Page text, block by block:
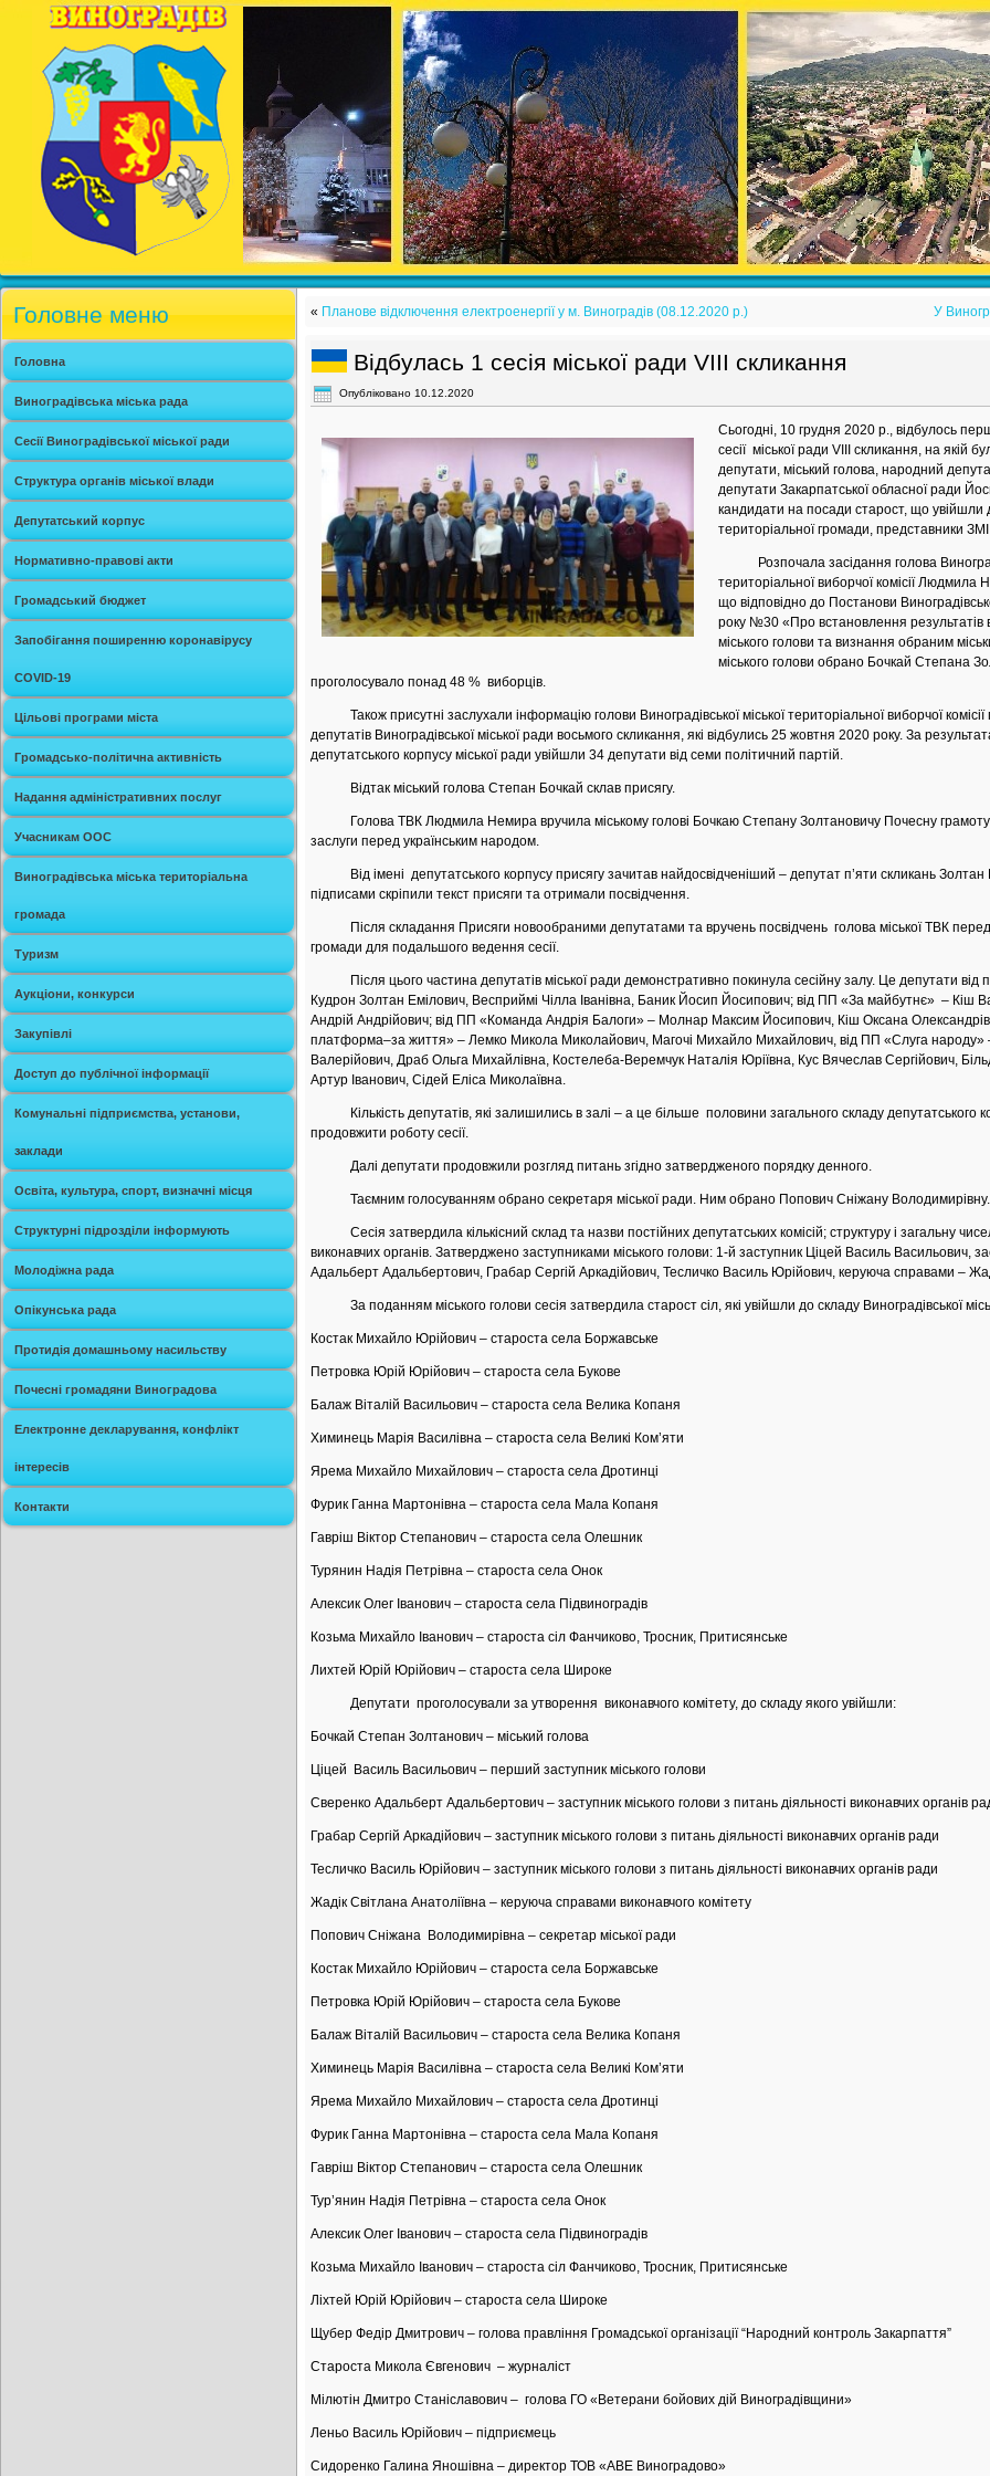
Головне меню
Головна
Виноградівська міська рада
Сесії Виноградівської міської ради
Структура органів міської влади
Депутатський корпус
Нормативно-правові акти
Громадський бюджет
Запобігання поширенню коронавірусу
COVID-19
Цільові програми міста
Громадсько-політична активність
Надання адміністративних послуг
Учасникам ООС
Виноградівська міська територіальна
громада
Туризм
Аукціони, конкурси
Закупівлі
Доступ до публічної інформації
Комунальні підприємства, установи,
заклади
Освіта, культура, спорт, визначні місця
Структурні підрозділи інформують
Молодіжна рада
Опікунська рада
Протидія домашньому насильству
Почесні громадяни Виноградова
Електронне декларування, конфлікт
інтересів
Контакти
« Планове відключення електроенергії у м. Виноградів (08.12.2020 р.) У
Відбулась 1 сесія міської ради VIII скликання
Опубліковано 10.12.2020
Сьогодні, 10 грудня 2020 р., відбулось
сесії міської ради VIII скликання, на якій
депутати, міський голова, народний
депутати Закарпатської обласної ради
кандидати на посади старост, що увійшли
територіальної громади, представники ЗМІ
Розпочала засідання голова
територіальної виборчої комісії
що відповідно до Постанови
року №30 «Про встановлення результатів
міського голови та визнання обраним
міського голови обрано Бочкай Степана
проголосувало понад 48 % виборців.
Також присутні заслухали інформацію голови Виноградівської міської територіальної виборчої комісії
депутатів Виноградівської міської ради восьмого скликання, які відбулись 25 жовтня 2020 року. За
депутатського корпусу міської ради увійшли 34 депутати від семи політичний партій.
Відтак міський голова Степан Бочкай склав присягу.
Голова ТВК Людмила Немира вручила міському голові Бочкаю Степану Золтановичу Почесну грамоту
заслуги перед українським народом.
Від імені депутатського корпусу присягу зачитав найдосвідченіший – депутат п’яти скликань Золтан
підписами скріпили текст присяги та отримали посвідчення.
Після складання Присяги новообраними депутатами та вручень посвідчень голова міської ТВК
громади для подальшого ведення сесії.
Після цього частина депутатів міської ради демонстративно покинула сесійну залу. Це депутати від
Кудрон Золтан Емілович, Весприймі Чілла Іванівна, Баник Йосип Йосипович; від ПП «За майбутнє» – Кіш
Андрій Андрійович; від ПП «Команда Андрія Балоги» – Молнар Максим Йосипович, Кіш Оксана
платформа–за життя» – Лемко Микола Миколайович, Магочі Михайло Михайлович, від ПП «Слуга народу»
Валерійович, Драб Ольга Михайлівна, Костелеба-Веремчук Наталія Юріївна, Кус Вячеслав Сергійович,
Артур Іванович, Сідей Еліса Миколаївна.
Кількість депутатів, які залишились в залі – а це більше половини загального складу депутатського
продовжити роботу сесії.
Далі депутати продовжили розгляд питань згідно затвердженого порядку денного.
Таємним голосуванням обрано секретаря міської ради. Ним обрано Попович Сніжану Володимирівну.
Сесія затвердила кількісний склад та назви постійних депутатських комісій; структуру і загальну
виконавчих органів. Затверджено заступниками міського голови: 1-й заступник Ціцей Василь Васильович,
Адальберт Адальбертович, Грабар Сергій Аркадійович, Тесличко Василь Юрійович, керуюча справами –
За поданням міського голови сесія затвердила старост сіл, які увійшли до складу Виноградівської
Костак Михайло Юрійович – староста села Боржавське
Петровка Юрій Юрійович – староста села Букове
Балаж Віталій Васильович – староста села Велика Копаня
Химинець Марія Василівна – староста села Великі Ком’яти
Ярема Михайло Михайлович – староста села Дротинці
Фурик Ганна Мартонівна – староста села Мала Копаня
Гавріш Віктор Степанович – староста села Олешник
Турянин Надія Петрівна – староста села Онок
Алексик Олег Іванович – староста села Підвиноградів
Козьма Михайло Іванович – староста сіл Фанчиково, Тросник, Притисянське
Лихтей Юрій Юрійович – староста села Широке
Депутати проголосували за утворення виконавчого комітету, до складу якого увійшли:
Бочкай Степан Золтанович – міський голова
Ціцей Василь Васильович – перший заступник міського голови
Сверенко Адальберт Адальбертович – заступник міського голови з питань діяльності виконавчих органів
Грабар Сергій Аркадійович – заступник міського голови з питань діяльності виконавчих органів ради
Тесличко Василь Юрійович – заступник міського голови з питань діяльності виконавчих органів ради
Жадік Світлана Анатоліївна – керуюча справами виконавчого комітету
Попович Сніжана Володимирівна – секретар міської ради
Костак Михайло Юрійович – староста села Боржавське
Петровка Юрій Юрійович – староста села Букове
Балаж Віталій Васильович – староста села Велика Копаня
Химинець Марія Василівна – староста села Великі Ком’яти
Ярема Михайло Михайлович – староста села Дротинці
Фурик Ганна Мартонівна – староста села Мала Копаня
Гавріш Віктор Степанович – староста села Олешник
Тур’янин Надія Петрівна – староста села Онок
Алексик Олег Іванович – староста села Підвиноградів
Козьма Михайло Іванович – староста сіл Фанчиково, Тросник, Притисянське
Ліхтей Юрій Юрійович – староста села Широке
Щубер Федір Дмитрович – голова правління Громадської організації “Народний контроль Закарпаття”
Староста Микола Євгенович – журналіст
Мілютін Дмитро Станіславович – голова ГО «Ветерани бойових дій Виноградівщини»
Леньо Василь Юрійович – підприємець
Сидоренко Галина Яношівна – директор ТОВ «АВЕ Виноградово»